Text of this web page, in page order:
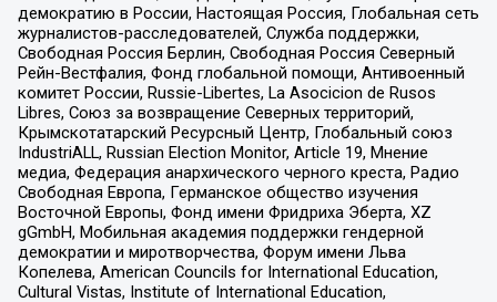
демократию в России, Настоящая Россия, Глобальная сеть
журналистов-расследователей, Служба поддержки,
Свободная Россия Берлин, Свободная Россия Северный
Рейн-Вестфалия, Фонд глобальной помощи, Антивоенный
комитет России, Russie-Libertes, La Asocicion de Rusos
Libres, Союз за возвращение Северных территорий,
Крымскотатарский Ресурсный Центр, Глобальный союз
IndustriALL, Russian Election Monitor, Article 19, Мнение
медиа, Федерация анархического черного креста, Радио
Свободная Европа, Германское общество изучения
Восточной Европы, Фонд имени Фридриха Эберта, XZ
gGmbH, Мобильная академия поддержки гендерной
демократии и миротворчества, Форум имени Льва
Копелева, American Councils for International Education,
Cultural Vistas, Institute of International Education,